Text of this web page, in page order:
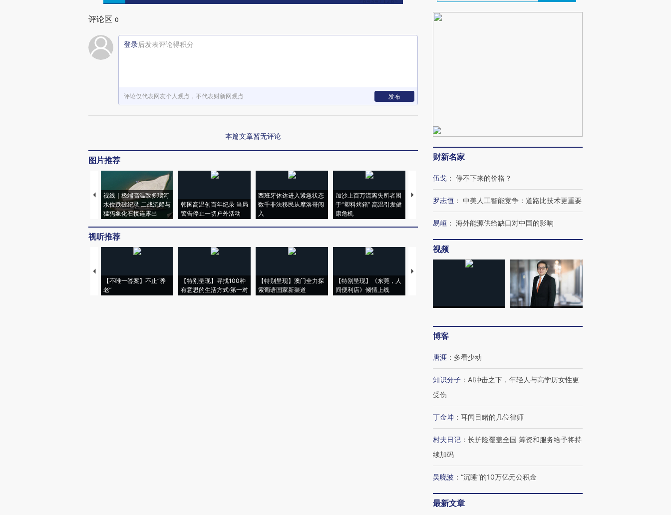
评论区 0
登录后发表评论得积分
评论仅代表网友个人观点，不代表财新网观点 发布
本篇文章暂无评论
图片推荐
视线｜极端高温致多瑙河
水位跌破纪录 二战沉船与
猛犸象化石接连露出
韩国高温创百年纪录 当局
警告停止一切户外活动
西班牙休达进入紧急状态
数千非法移民从摩洛哥闯
入
加沙上百万流离失所者困
于“塑料烤箱” 高温引发健
康危机
视线｜HYROX的吸金
术：是什么让中产们甘
心“花钱找虐”？
马航飞行员跨国走私7万
粒摇头丸 尿检体内含3种
毒品
视线｜被称为“蟑螂”的印
度Z世代 用街头抗争将教
育部长拱下台
视听推荐
【不唯一答案】不止“养
老”
【特别呈现】寻找100种
有意思的生活方式·第一对
【特别呈现】澳门全力探
索葡语国家新渠道
【特别呈现】《东莞，人
间便利店》倾情上线
【推广】走进第四届链博
【特别呈现】寻找100种
有意思的生活方式·第三对
【商旅对话】华住集团
住三大增长引擎是什么？
财新名家
伍戈 ： 停不下来的价格？
罗志恒 ： 中美人工智能竞争：道路比技术更重要
易峘 ： 海外能源供给缺口对中国的影响
视频
博客
唐涯 ： 多看少动
知识分子 ： AI冲击之下，年轻人与高学历女性更
受伤
丁金坤 ： 耳闻目睹的几位律师
村夫日记 ： 长护险覆盖全国 筹资和服务给予将持
续加码
吴晓波 ： “沉睡”的10万亿元公积金
最新文章